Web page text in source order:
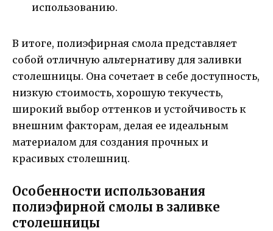
использованию.
В итоге, полиэфирная смола представляет
собой отличную альтернативу для заливки
столешницы. Она сочетает в себе доступность,
низкую стоимость, хорошую текучесть,
широкий выбор оттенков и устойчивость к
внешним факторам, делая ее идеальным
материалом для создания прочных и
красивых столешниц.
Особенности использования
полиэфирной смолы в заливке
столешницы